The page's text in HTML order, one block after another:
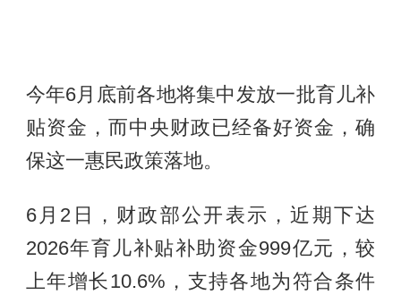
今年6月底前各地将集中发放一批育儿补
贴资金，而中央财政已经备好资金，确
保这一惠民政策落地。
6月2日，财政部公开表示，近期下达
2026年育儿补贴补助资金999亿元，较
上年增长10.6%，支持各地为符合条件